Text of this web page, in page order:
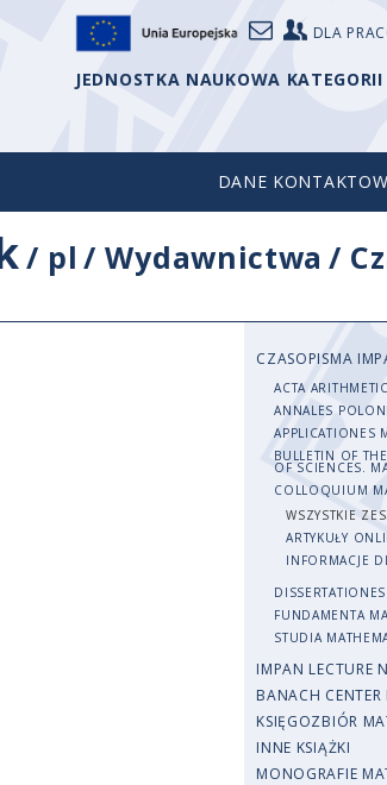
DLA
JEDNOSTKA NAUKOWA
DANE
/ pl /Wydawnictwa /
CZASOPISMA
ACTA
ANNALES
APPLICATIONES
BULLETIN OF
OF SCIENCES.
COLLOQUIUM
WSZYSTKIE
ARTYKUŁY
INFORMACJE
FUNDAMENTA
STUDIA
IMPAN LECTURE
BANACH
KSIĘGOZBIÓR
INNE KSIĄŻKI
MONOGRAFIE